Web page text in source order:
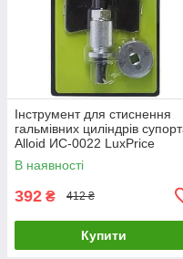
Інструмент для стиснення
гальмівних циліндрів
Alloid ИС-0022 LuxPrice
В наявності
392 ₴ 412 ₴
Купити